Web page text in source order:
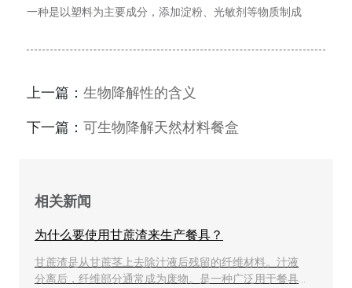
一种是以塑料为主要成分，添加淀粉、光敏剂等物质制成
上一篇： 生物降解性的含义
下一篇： 可生物降解天然材料餐盒
相关新闻
为什么要使用甘蔗渣来生产餐具？
甘蔗渣是从甘蔗茎上去除汁液后残留的纤维材料。汁液
分离后，纤维部分通常成为废物。是一种广泛用于餐具